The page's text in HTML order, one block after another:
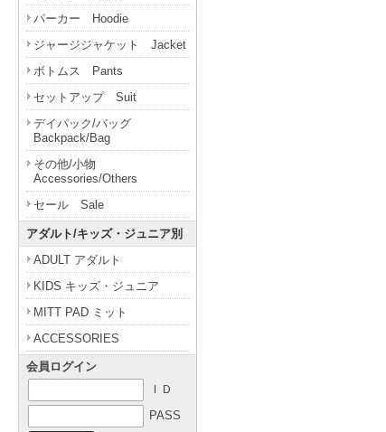
パーカー Hoodie
ジャージジャケット Jacket
ボトムス Pants
セットアップ Suit
デイパック/バッグ
Backpack/Bag
その他/小物
Accessories/Others
セール Sale
アダルト/キッズ・ジュニア別
ADULT アダルト
KIDS キッズ・ジュニア
MITT PAD ミット
ACCESSORIES
会員ログイン
ＩＤ
PASS